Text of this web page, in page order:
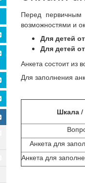
Перед
возможностями и
Для детей
Для детей
Анкета состоит из
Для заполнения
Шкала /
Анкета для
Анкета для